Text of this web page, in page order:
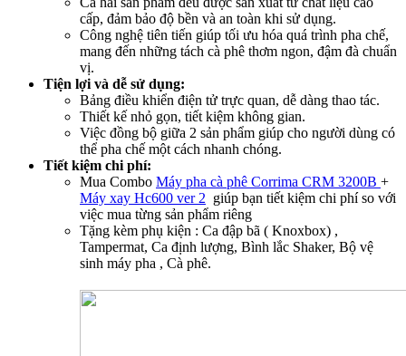
cấp, đảm bảo độ bền và an toàn khi sử dụng.
Công nghệ tiên tiến giúp tối ưu hóa quá trình pha chế,
mang đến những tách cà phê thơm ngon, đậm đà chuẩn
vị.
Tiện lợi và dễ sử dụng:
Bảng điều khiển điện tử trực quan, dễ dàng thao tác.
Thiết kế nhỏ gọn, tiết kiệm không gian.
Việc đồng bộ giữa 2 sản phẩm giúp cho người dùng có
thể pha chế một cách nhanh chóng.
Tiết kiệm chi phí:
Mua Combo Máy pha cà phê Corrima CRM 3200B +
Máy xay Hc600 ver 2 giúp bạn tiết kiệm chi phí so với
việc mua từng sản phẩm riêng
Tặng kèm phụ kiện : Ca đập bã ( Knoxbox) ,
Tampermat, Ca định lượng, Bình lắc Shaker, Bộ vệ
sinh máy pha , Cà phê.